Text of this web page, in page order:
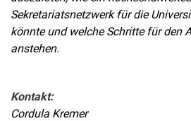
Sekretariatsnetzwerk für die
könnte und welche Schritte für den
anstehen.
Kontakt:
Cordula Kremer